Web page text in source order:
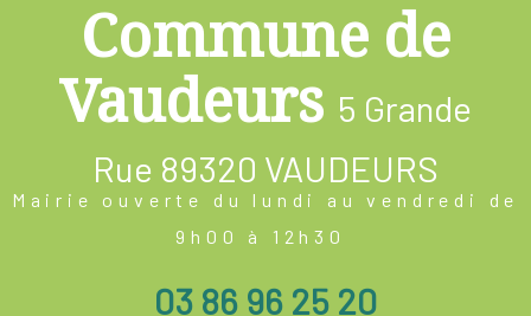
Commune de
Vaudeurs 5 Grande
Rue 89320 VAUDEURS
Mairie ouverte du lundi au vendredi de
9h00 à 12h30
03 86 96 25 20